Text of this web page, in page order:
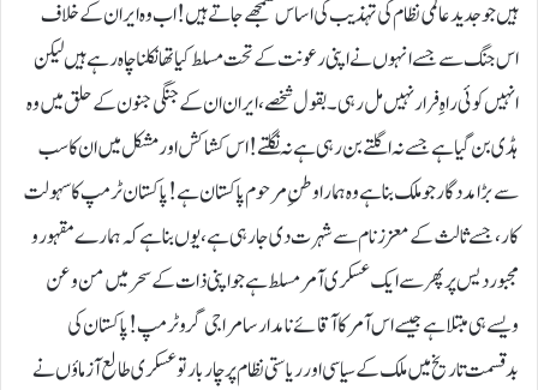
ہیں جو جدید عالمی نظام کی تہذیب کی اساس سمجھے جاتے ہیں! اب وہ ایران کے خلاف
اس جنگ سے جسے انہوں نے اپنی رعونت کے تحت مسلط کیا تھا نکلنا چاہ رہے ہیں لیکن
انہیں کوئی راہِ فرار نہیں مل رہی۔ بقول شخصے، ایران ان کے جنگی جنون کے حلق میں وہ
ہڈی بن گیا ہے جسے نہ اگلتے بن رہی ہے نہ نگلتے !اس کشاکش اور مشکل میں ان کا سب
سے بڑا مدد گار جو ملک بنا ہے وہ ہمارا وطنِ مرحوم پاکستان ہے !پاکستان ٹرمپ کا سہولت
کار، جسے ثالث کے معزز نام سے شہرت دی جارہی ہے، یوں بنا ہے کہ ہمارے مقہور و
مجبور دیس پر پھر سے ایک عسکری آمر مسلط ہے جو اپنی ذات کے سحر میں من و عن
ویسے ہی مبتلا ہے جیسے اس آمر کا آقائے نامدار سامراجی گرو ٹرمپ !پاکستان کی
بدقسمت تاریخ میں ملک کے سیاسی اور ریاستی نظام پر چار بار تو عسکری طالع آزماؤں نے